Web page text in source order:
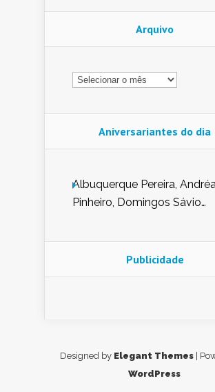
Arquivo
Arquivo
Aniversariantes do dia
Albuquerque Pereira,
Pinheiro, Domingos Sávio
Nunes de Sena, Fátima
Glória Pereira, Kátia Mesel,
Publicidade
Designed by Elegant Themes |
WordPress